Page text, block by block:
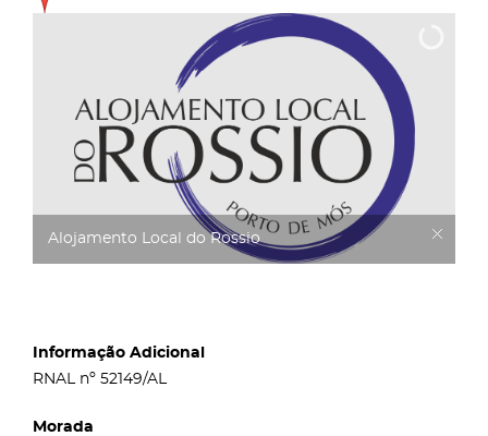
Alojamento Local do Rossio
Informação Adicional
RNAL nº 52149/AL
Morada